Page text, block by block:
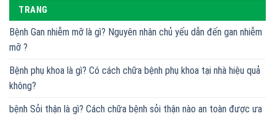
TRANG
Bệnh Gan nhiễm mỡ là gì? Nguyên nhân chủ yếu dẫn đến gan nhiễm
mỡ ?
Bệnh phụ khoa là gì? Có cách chữa bệnh phụ khoa tại nhà hiệu quả
không?
bệnh Sỏi thận là gì? Cách chữa bệnh sỏi thận nào an toàn được ưa